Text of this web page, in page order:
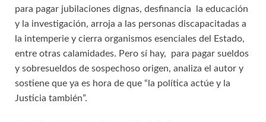
para pagar jubilaciones dignas, desfinancia la educación
y la investigación, arroja a las personas discapacitadas a
la intemperie y cierra organismos esenciales del Estado,
entre otras calamidades. Pero sí hay, para pagar sueldos
y sobresueldos de sospechoso origen, analiza el autor y
sostiene que ya es hora de que “la política actúe y la
Justicia también”.